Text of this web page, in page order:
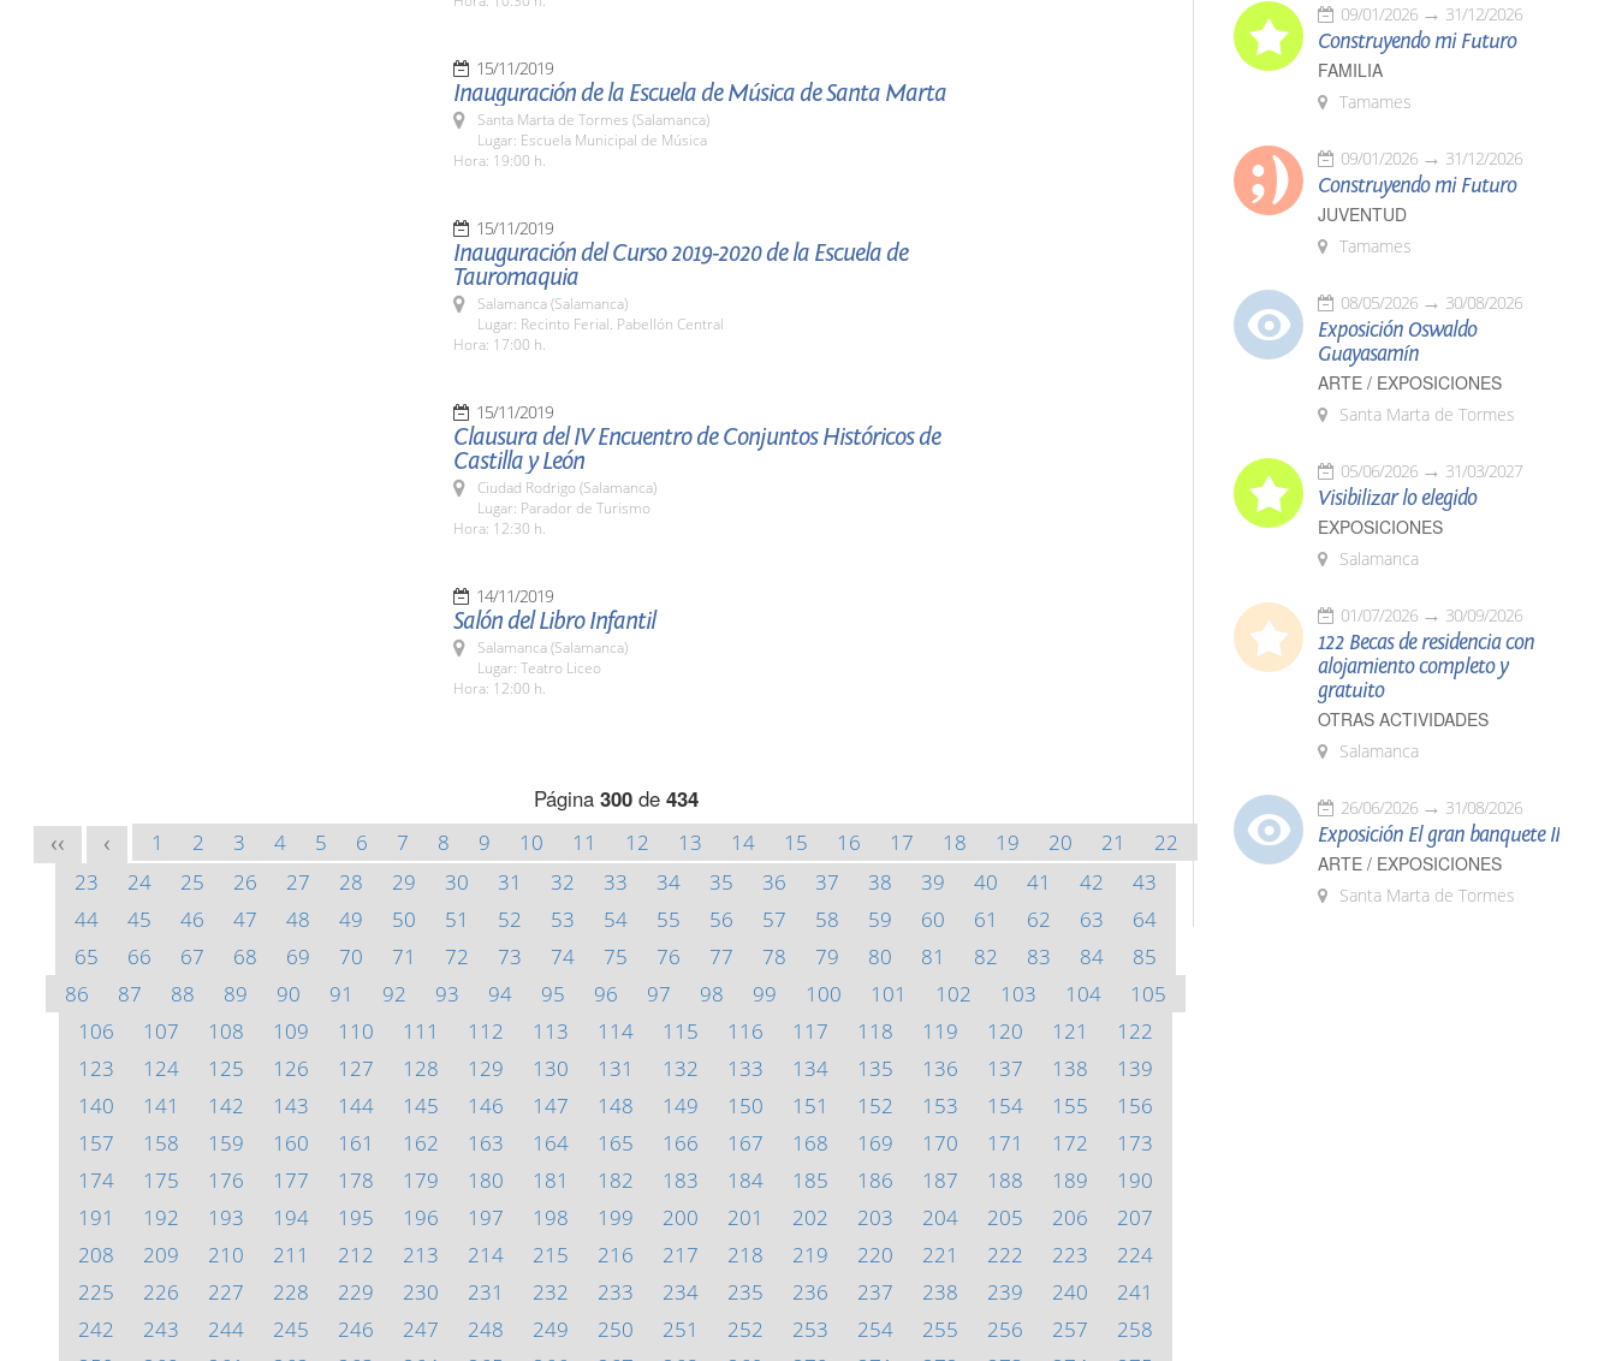
15/11/2019
Inauguración de la Escuela de Música de Santa Marta
Santa Marta de Tormes (Salamanca)
Lugar: Escuela Municipal de Música
Hora: 19:00 h.
15/11/2019
Inauguración del Curso 2019-2020 de la Escuela de
Tauromaquia
Salamanca (Salamanca)
Lugar: Recinto Ferial. Pabellón Central
Hora: 17:00 h.
15/11/2019
Clausura del IV Encuentro de Conjuntos Históricos de
Castilla y León
Ciudad Rodrigo (Salamanca)
Lugar: Parador de Turismo
Hora: 12:30 h.
14/11/2019
Salón del Libro Infantil
Salamanca (Salamanca)
Lugar: Teatro Liceo
Hora: 12:00 h.
Página 300de 434
<< < 1 2 3 4 5 6 7 8 9 10 11 12 13 14 15 16 17 18 19 20 21
22
23
24 25 26 27 28 29 30 31 32 33 34 35 36 37 38 39 40 41 42
43
44
45 46 47 48 49 50 51 52 53 54 55 56 57 58 59 60 61 62 63
64
65
66 67 68 69 70 71 72 73 74 75 76 77 78 79 80 81 82 83 84
85
86
87 88 89 90 91 92 93 94 95 96 97 98 99 100 101 102 103 104
105
106
107 108 109 110 111 112 113 114 115 116 117 118 119 120 121
122
123
124 125 126 127 128 129 130 131 132 133 134 135 136 137 138
139
140
141 142 143 144 145 146 147 148 149 150 151 152 153 154 155
156
157
158 159 160 161 162 163 164 165 166 167 168 169 170 171 172
173
174
175 176 177 178 179 180 181 182 183 184 185 186 187 188 189
190
191
192 193 194 195 196 197 198 199 200 201 202 203 204 205 206
207
208
209 210 211 212 213 214 215 216 217 218 219 220 221 222 223
224
225
226 227 228 229 230 231 232 233 234 235 236 237 238 239 240
241
242
243 244 245 246 247 248 249 250 251 252 253 254 255 256 257
258
09/01/2026 31/12/2026
Construyendo mi Futuro
FAMILIA
Tamames
09/01/2026 31/12/2026
Construyendo mi Futuro
JUVENTUD
Tamames
08/05/2026 30/08/2026
Exposición Oswaldo
Guayasamín
ARTE / EXPOSICIONES
Santa Marta de Tormes
05/06/2026 31/03/2027
Visibilizar lo elegido
EXPOSICIONES
Salamanca
01/07/2026 30/09/2026
122 Becas de residencia con
alojamiento completo y
gratuito
OTRAS ACTIVIDADES
Salamanca
26/06/2026 31/08/2026
Exposición El gran banquete II
ARTE / EXPOSICIONES
Santa Marta de Tormes